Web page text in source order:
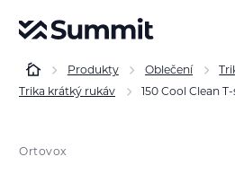
Produkty Oblečení
Trika krátký rukáv
150 Cool Clean
Ortovox